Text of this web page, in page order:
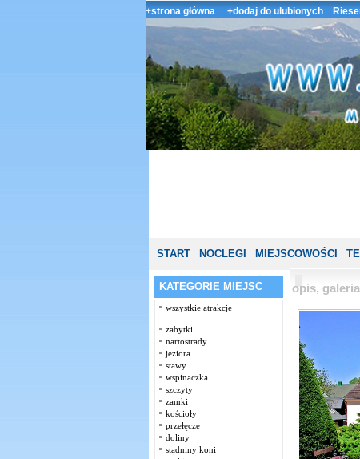
+strona główna +dodaj do ulubionych
START NOCLEGI MIEJSCOWOŚCI
KATEGORIE MIEJSC
wszystkie atrakcje
zabytki
nartostrady
jeziora
stawy
wspinaczka
szczyty
zamki
kościoły
przełęcze
doliny
stadniny koni
opis,